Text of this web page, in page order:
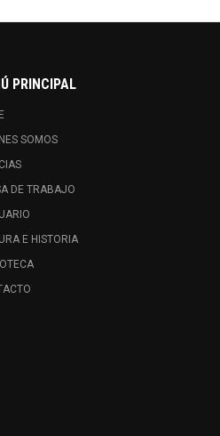
PRINCIPAL
SOMOS
DE TRABAJO
E HISTORIA